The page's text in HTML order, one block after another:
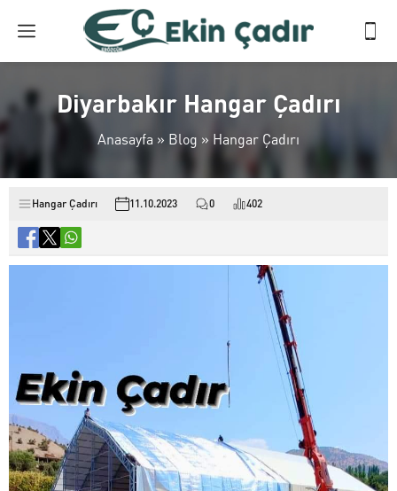
Diyarbakır Hangar Çadırı
Anasayfa » Blog » Hangar Çadırı
Hangar Çadırı 11.10.2023 0 402